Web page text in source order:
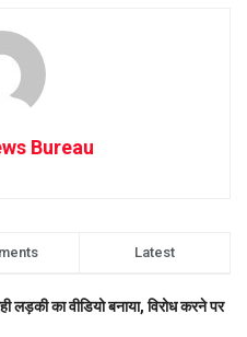
Bureau
Latest
लड़की का वीडियो बनाया, विरोध करने पर